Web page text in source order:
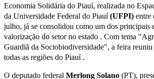
Economia Solidária do Piauí, realizada no
da Universidade Federal do Piauí(UFPI) entre
julho, já se consolidou como um dos principais
valorização do setor no estado . Com tema
Guardiã da Sociobiodiversidade", a feira
todas as regiões do Piauí .
O deputado federal Merlong Solano (PT),